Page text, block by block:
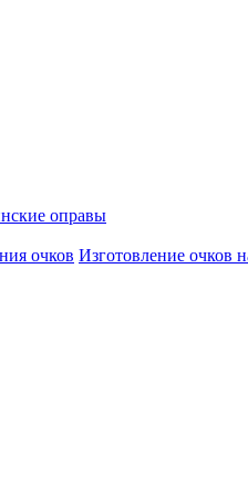
оправы
очков Изготовление очков